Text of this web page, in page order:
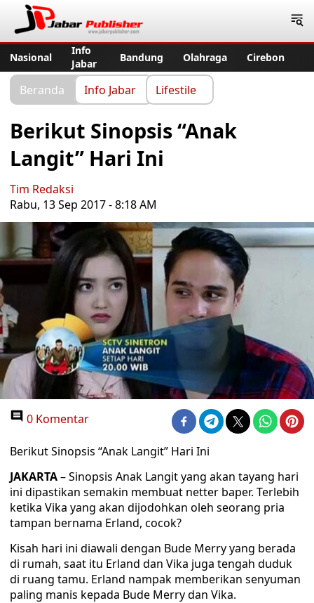
Nasional
Info
Jabar
Bandung Olahraga Cirebon
Beranda Info Jabar Lifestile
Berikut Sinopsis “Anak
Langit” Hari Ini
Tim Redaksi
Rabu, 13 Sep 2017 - 8:18 AM
0 Komentar
Berikut Sinopsis “Anak Langit” Hari Ini
JAKARTA– Sinopsis Anak Langit yang akan tayang hari
ini dipastikan semakin membuat netter baper. Terlebih
ketika Vika yang akan dijodohkan oleh seorang pria
tampan bernama Erland, cocok?
Kisah hari ini diawali dengan Bude Merry yang berada
di rumah, saat itu Erland dan Vika juga tengah duduk
di ruang tamu. Erland nampak memberikan senyuman
paling manis kepada Bude Merry dan Vika.